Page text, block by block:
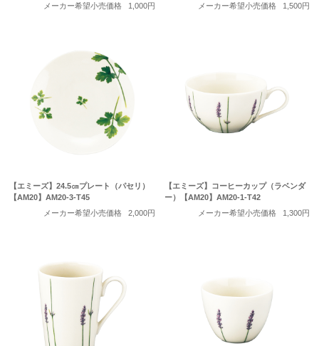
メーカー希望小売価格
1,000円
メーカー希望小売価格
1,500円
【エミーズ】24.5㎝プレート（パセリ）
【AM20】AM20-3-T45
メーカー希望小売価格
2,000円
【エミーズ】コーヒーカップ（ラベンダ
ー）【AM20】AM20-1-T42
メーカー希望小売価格
1,300円